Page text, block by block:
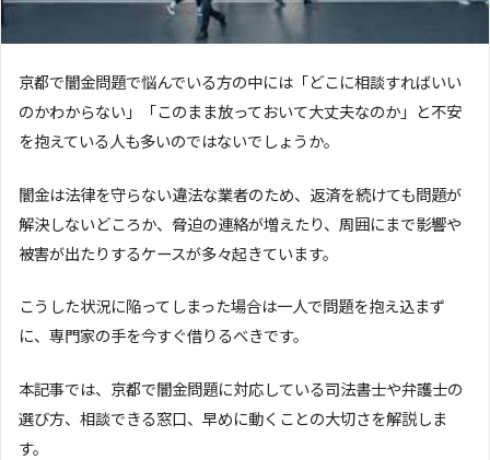
京都で闇金問題で悩んでいる方の中には「どこに相談すればいい
のかわからない」「このまま放っておいて大丈夫なのか」と不安
を抱えている人も多いのではないでしょうか。
闇金は法律を守らない違法な業者のため、返済を続けても問題が
解決しないどころか、脅迫の連絡が増えたり、周囲にまで影響や
被害が出たりするケースが多々起きています。
こうした状況に陥ってしまった場合は一人で問題を抱え込まず
に、専門家の手を今すぐ借りるべきです。
本記事では、京都で闇金問題に対応している司法書士や弁護士の
選び方、相談できる窓口、早めに動くことの大切さを解説しま
す。